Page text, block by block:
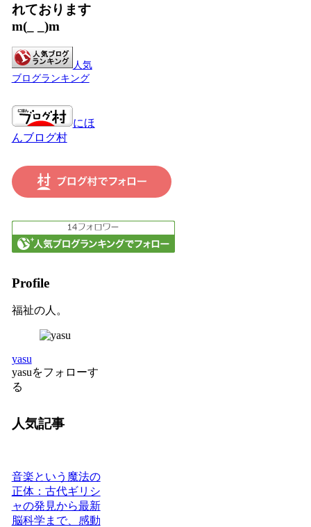
れております
m(_ _)m
人気
ブログランキング
にほ
んブログ村
Profile
福祉の人。
yasu
yasuをフォローす
る
人気記事
音楽という魔法の
正体：古代ギリシ
ャの発見から最新
脳科学まで、感動